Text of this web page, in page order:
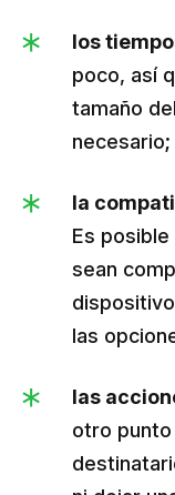
los
poco, así
tamaño
necesario;
la
Es
sean
las
las
otro